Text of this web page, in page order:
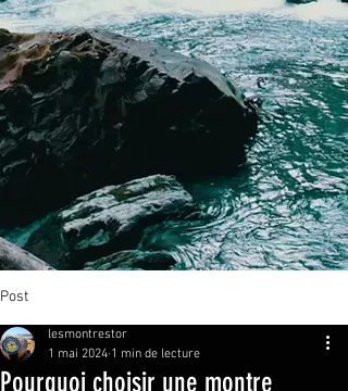
Post
Pourquoi choisir une montre
lesmontrestor
1 mai 2024 1 min de lecture